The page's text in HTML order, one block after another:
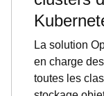
La solution
en charge
toutes les